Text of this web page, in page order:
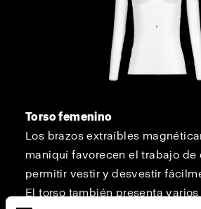
Torso femenino
Los brazos extraíbles
maniquí favorecen el trabajo de
permitir vestir y desvestir
El torso también presenta